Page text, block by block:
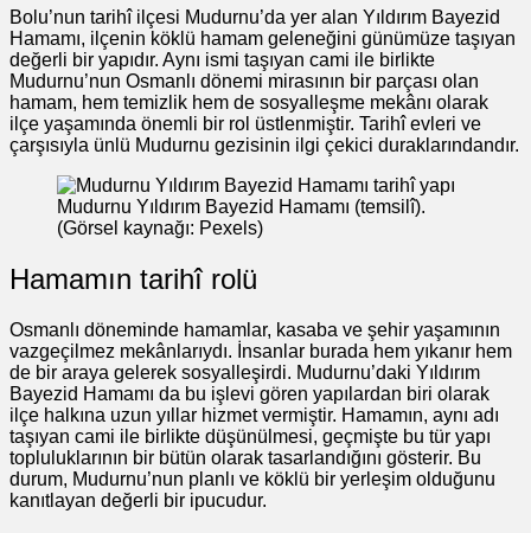
Bolu’nun tarihî ilçesi Mudurnu’da yer alan Yıldırım Bayezid
Hamamı, ilçenin köklü hamam geleneğini günümüze taşıyan
değerli bir yapıdır. Aynı ismi taşıyan cami ile birlikte
Mudurnu’nun Osmanlı dönemi mirasının bir parçası olan
hamam, hem temizlik hem de sosyalleşme mekânı olarak
ilçe yaşamında önemli bir rol üstlenmiştir. Tarihî evleri ve
çarşısıyla ünlü Mudurnu gezisinin ilgi çekici duraklarındandır.
Mudurnu Yıldırım Bayezid Hamamı (temsilî).
(Görsel kaynağı: Pexels)
Hamamın tarihî rolü
Osmanlı döneminde hamamlar, kasaba ve şehir yaşamının
vazgeçilmez mekânlarıydı. İnsanlar burada hem yıkanır hem
de bir araya gelerek sosyalleşirdi. Mudurnu’daki Yıldırım
Bayezid Hamamı da bu işlevi gören yapılardan biri olarak
ilçe halkına uzun yıllar hizmet vermiştir. Hamamın, aynı adı
taşıyan cami ile birlikte düşünülmesi, geçmişte bu tür yapı
topluluklarının bir bütün olarak tasarlandığını gösterir. Bu
durum, Mudurnu’nun planlı ve köklü bir yerleşim olduğunu
kanıtlayan değerli bir ipucudur.